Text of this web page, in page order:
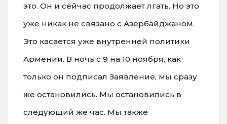
это. Он и сейчас продолжает лгать. Но это
уже никак не связано с Азербайджаном.
Это касается уже внутренней политики
Армении. В ночь с 9 на 10 ноября, как
только он подписал Заявление, мы сразу
же остановились. Мы остановились в
следующий же час. Мы также